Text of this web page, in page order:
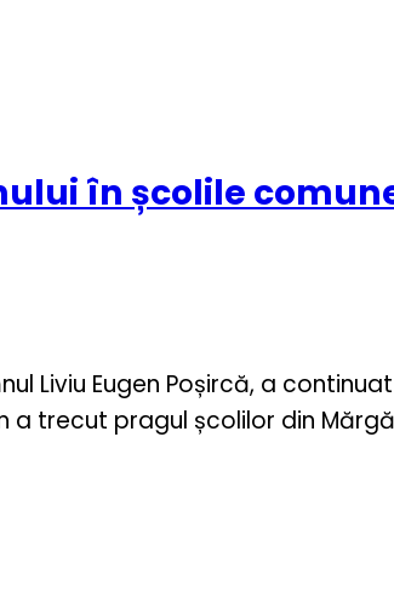
în școlile
Liviu Eugen Poșircă, a
trecut pragul școlilor din